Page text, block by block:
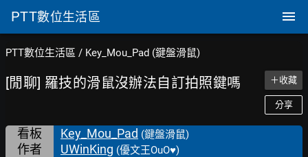
PTT數位生活區
PTT數位生活區 / Key_Mou_Pad (鍵盤滑鼠)
[閒聊] 羅技的滑鼠沒辦法自訂拍照鍵嗎 ＋收藏
分享
看板 Key_Mou_Pad (鍵盤滑鼠)
作者 UWinKing (優文王OuO♥)